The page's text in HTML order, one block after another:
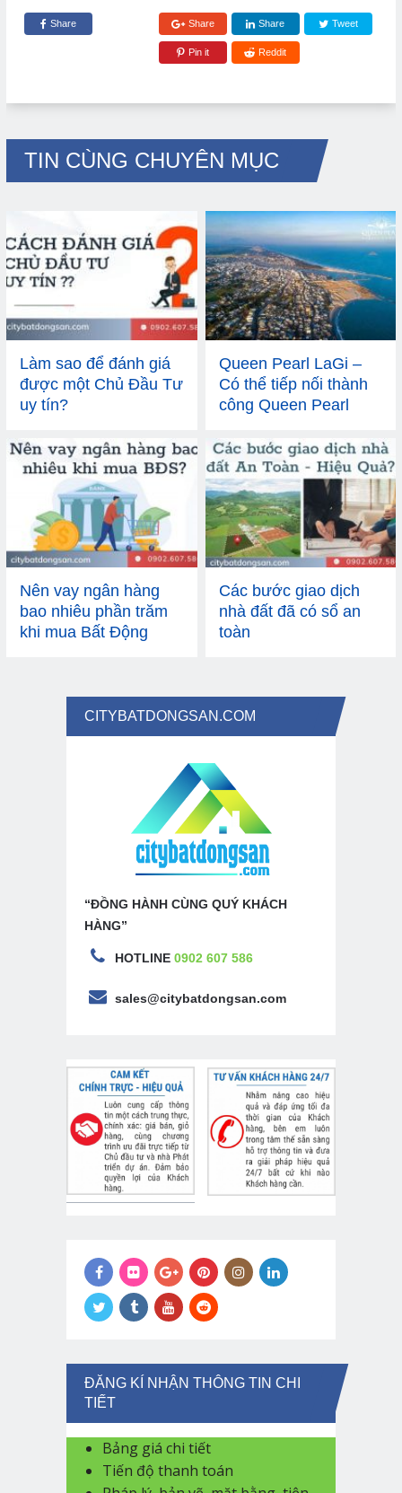
Share Share Share Tweet
Pin it Reddit
TIN CÙNG CHUYÊN MỤC
Làm sao để đánh giá
được một Chủ Đầu Tư
uy tín?
Queen Pearl LaGi –
Có thể tiếp nối thành
công Queen Pearl
Nên vay ngân hàng
bao nhiêu phần trăm
khi mua Bất Động
Các bước giao dịch
nhà đất đã có sổ an
toàn
CITYBATDONGSAN.COM
“ĐỒNG HÀNH CÙNG QUÝ KHÁCH
HÀNG”
HOTLINE 0902 607 586
sales@citybatdongsan.com
ĐĂNG KÍ NHẬN THÔNG TIN CHI
TIẾT